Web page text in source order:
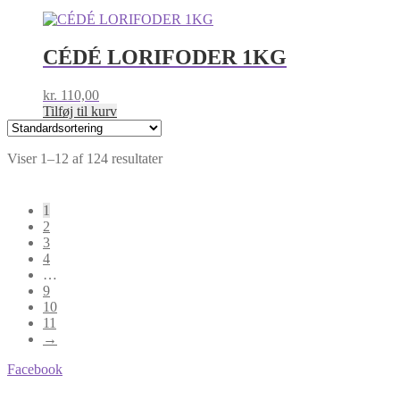
CÉDÉ LORIFODER 1KG
kr. 110,00
Tilføj til kurv
Viser 1–12 af 124 resultater
1
2
3
4
…
9
10
11
→
Facebook